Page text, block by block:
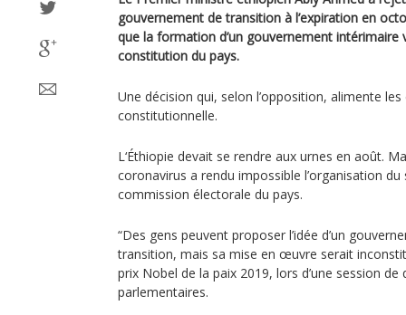
gouvernement de transition à l’expiration en
que la formation d’un gouvernement intérimaire
constitution du pays.
Une décision qui, selon l’opposition, alimente les
constitutionnelle.
L‘Éthiopie devait se rendre aux urnes en août.
coronavirus a rendu impossible l’organisation
commission électorale du pays.
“Des gens peuvent proposer l’idée d’un
transition, mais sa mise en œuvre serait
prix Nobel de la paix 2019, lors d’une session
parlementaires.